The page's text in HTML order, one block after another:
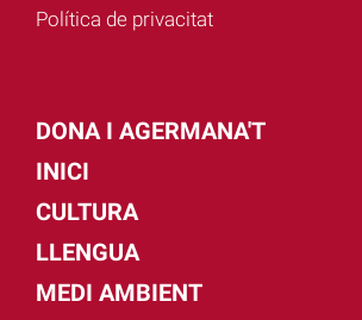
Política de privacitat
DONA I AGERMANA'T
INICI
CULTURA
LLENGUA
MEDI AMBIENT